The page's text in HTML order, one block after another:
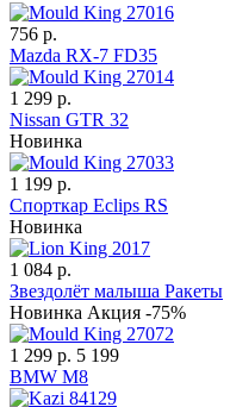
756 р.
Mazda RX-7 FD35
1 299 р.
Nissan GTR 32
Новинка
1 199 р.
Спорткар Eclips RS
Новинка
1 084 р.
Звездолёт малыша Ракеты
Новинка Акция -75%
1 299 р. 5 199
BMW M8